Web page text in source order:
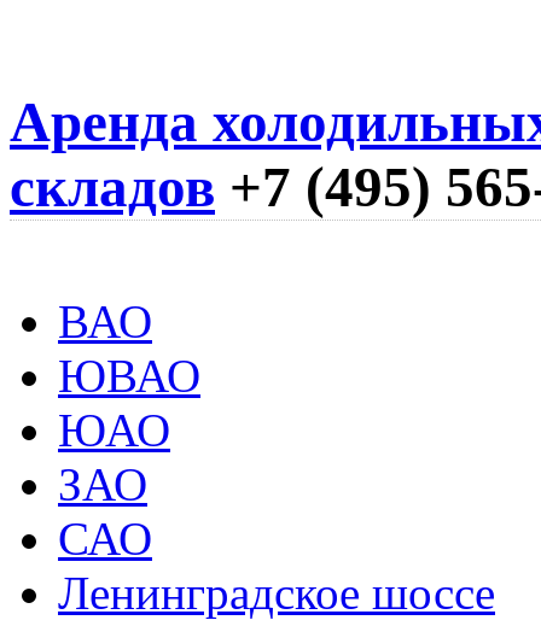
Аренда
складов +7 (495)
ВАО
ЮВАО
ЮАО
ЗАО
САО
Ленинградское шоссе